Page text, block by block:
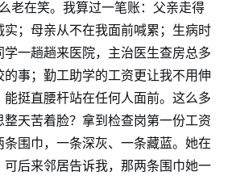
老在笑。我算过一笔账：父亲走得
实；母亲从不在我面前喊累；生病时
一趟趟来医院，主治医生查房总多
的事；勤工助学的工资更让我不用伸
挺直腰杆站在任何人面前。这么多
整天苦着脸？拿到检查岗第一份工资
条围巾，一条深灰、一条藏蓝。她在
可后来邻居告诉我，那两条围巾她一